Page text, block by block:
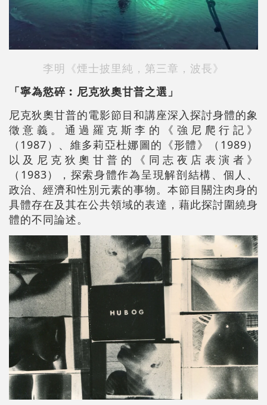
李明《煙士披里純，第三章，波長》
「寧為慾碎︰尼克狄奧甘普之選」
尼克狄奧甘普的電影節目和講座深入探討身體的象
徵意義。通過羅克斯李的《強尼爬行記》
（1987）、維多莉亞杜娜圖的《形體》（1989）
以及尼克狄奧甘普的《同志夜店表演者》
（1983），探索身體作為呈現解剖結構、個人、
政治、經濟和性別元素的事物。本節目關注肉身的
具體存在及其在公共領域的表達，藉此探討圍繞身
體的不同論述。